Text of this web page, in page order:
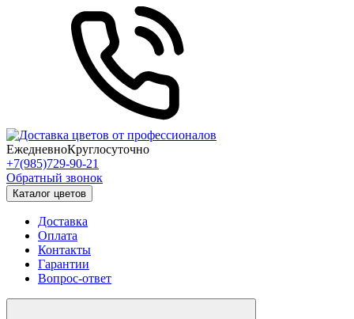
ЕжедневноКруглосуточно
+7(985)729-90-21
Обратный звонок
Каталог цветов
Доставка
Оплата
Контакты
Гарантии
Вопрос-ответ